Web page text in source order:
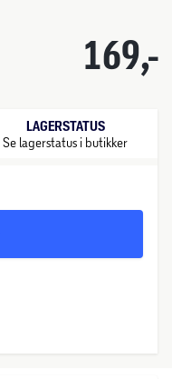
169,-
LAGERSTATUS
Se lagerstatus i butikker